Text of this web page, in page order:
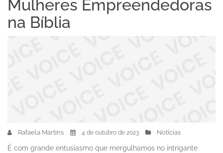
Mulheres Empreendedoras
na Bíblia
Rafaela Martins 4 de outubro de 2023 Notícias
É com grande entusiasmo que mergulhamos no intrigante